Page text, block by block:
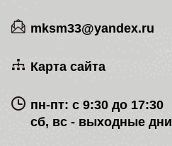
mksm33@yandex.ru
Карта сайта
пн-пт: с 9:30 до 17:30
сб, вс - выходные дни